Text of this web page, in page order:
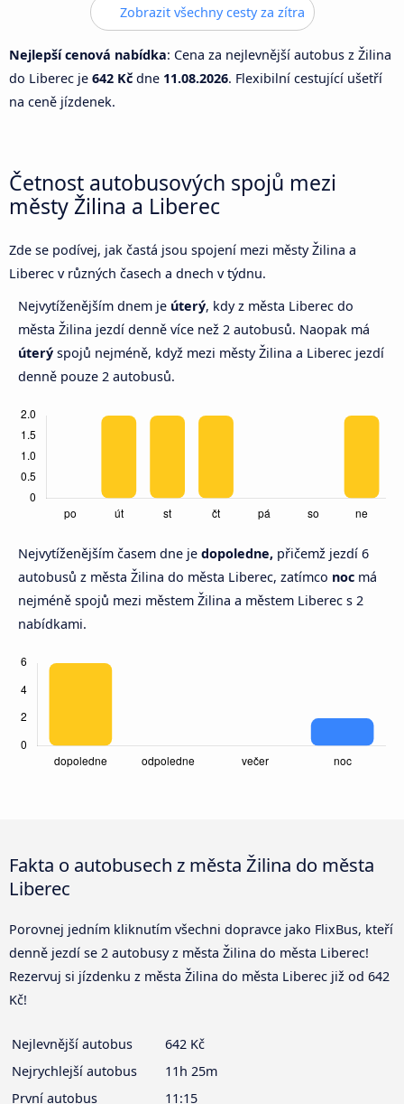
Zobrazit všechny cesty za zítra
Nejlepší cenová nabídka: Cena za nejlevnější autobus z Žilina
do Liberec je 642 Kč dne 11.08.2026. Flexibilní cestující ušetří
na ceně jízdenek.
Četnost autobusových spojů mezi
městy Žilina a Liberec
Zde se podívej, jak častá jsou spojení mezi městy Žilina a
Liberec v různých časech a dnech v týdnu.
Nejvytíženějším dnem je úterý, kdy z města Liberec do
města Žilina jezdí denně více než 2 autobusů. Naopak má
úterý spojů nejméně, když mezi městy Žilina a Liberec jezdí
denně pouze 2 autobusů.
Nejvytíženějším časem dne je dopoledne, přičemž jezdí 6
autobusů z města Žilina do města Liberec, zatímco noc má
nejméně spojů mezi městem Žilina a městem Liberec s 2
nabídkami.
Fakta o autobusech z města Žilina do města
Liberec
Porovnej jedním kliknutím všechni dopravce jako FlixBus, kteří
denně jezdí se 2 autobusy z města Žilina do města Liberec!
Rezervuj si jízdenku z města Žilina do města Liberec již od 642
Kč!
Nejlevnější autobus
642 Kč
Nejrychlejší autobus
11h 25m
První autobus
11:15